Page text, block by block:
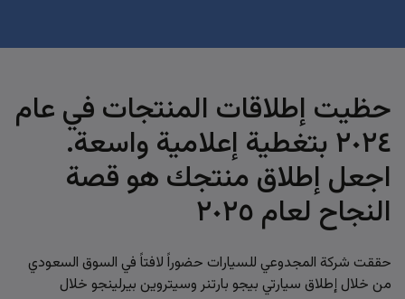
حظيت إطلاقات المنتجات في عام
٢٠٢٤ بتغطية إعلامية واسعة.
اجعل إطلاق منتجك هو قصة
النجاح لعام ٢٠٢٥
حققت شركة المجدوعي للسيارات حضوراً لافتاً في السوق السعودي
من خلال إطلاق سيارتي بيجو بارتنر وسيتروين بيرلينجو خلال